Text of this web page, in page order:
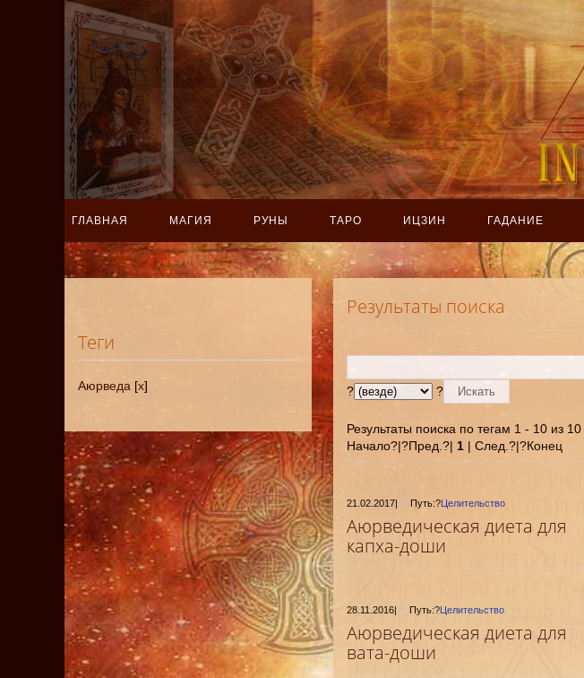
ГЛАВНАЯ МАГИЯ РУНЫ ТАРО ИЦЗИН ГАДАНИЕ
Теги
Аюрведа [x]
Результаты поиска
? ?
Результаты поиска по тегам 1 - 10 из 10
Начало?|?Пред.?| 1 | След.?|?Конец
21.02.2017| Путь:?Целительство
Аюрведическая диета для
капха-доши
28.11.2016| Путь:?Целительство
Аюрведическая диета для
вата-доши